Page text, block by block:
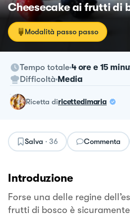
Cheesecake ai frutti di
Modalità passo passo
Tempo totale 4 ore e 15
Difficoltà Media
ricetta diricettedimaria
Salva · 36 Commenta
Introduzione
Forse una delle regine
frutti di bosco è